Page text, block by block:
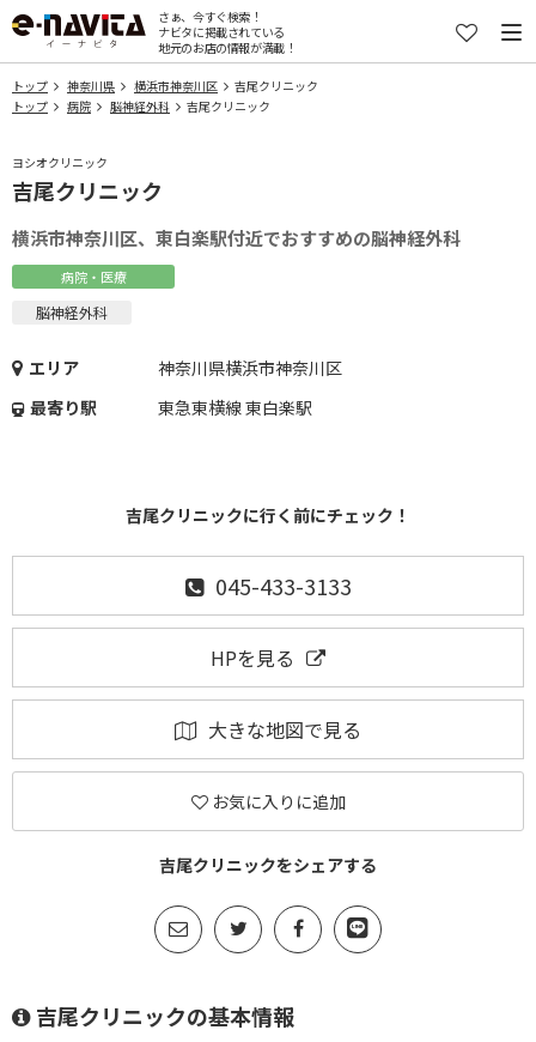
さぁ、今すぐ検索！
ナビタに掲載されている
地元のお店の情報が満載！
トップ 神奈川県 横浜市神奈川区
吉尾クリニック
トップ
病院 脳神経外科 吉尾クリニック
ヨシオクリニック
吉尾クリニック
横浜市神奈川区、東白楽駅付近でおすすめの脳神経外科
病院・医療
脳神経外科
エリア
神奈川県横浜市神奈川区
最寄り駅
東急東横線 東白楽駅
吉尾クリニックに行く前にチェック！
045-433-3133
HPを見る
大きな地図で見る
お気に入りに追加
吉尾クリニックをシェアする
吉尾クリニックの基本情報